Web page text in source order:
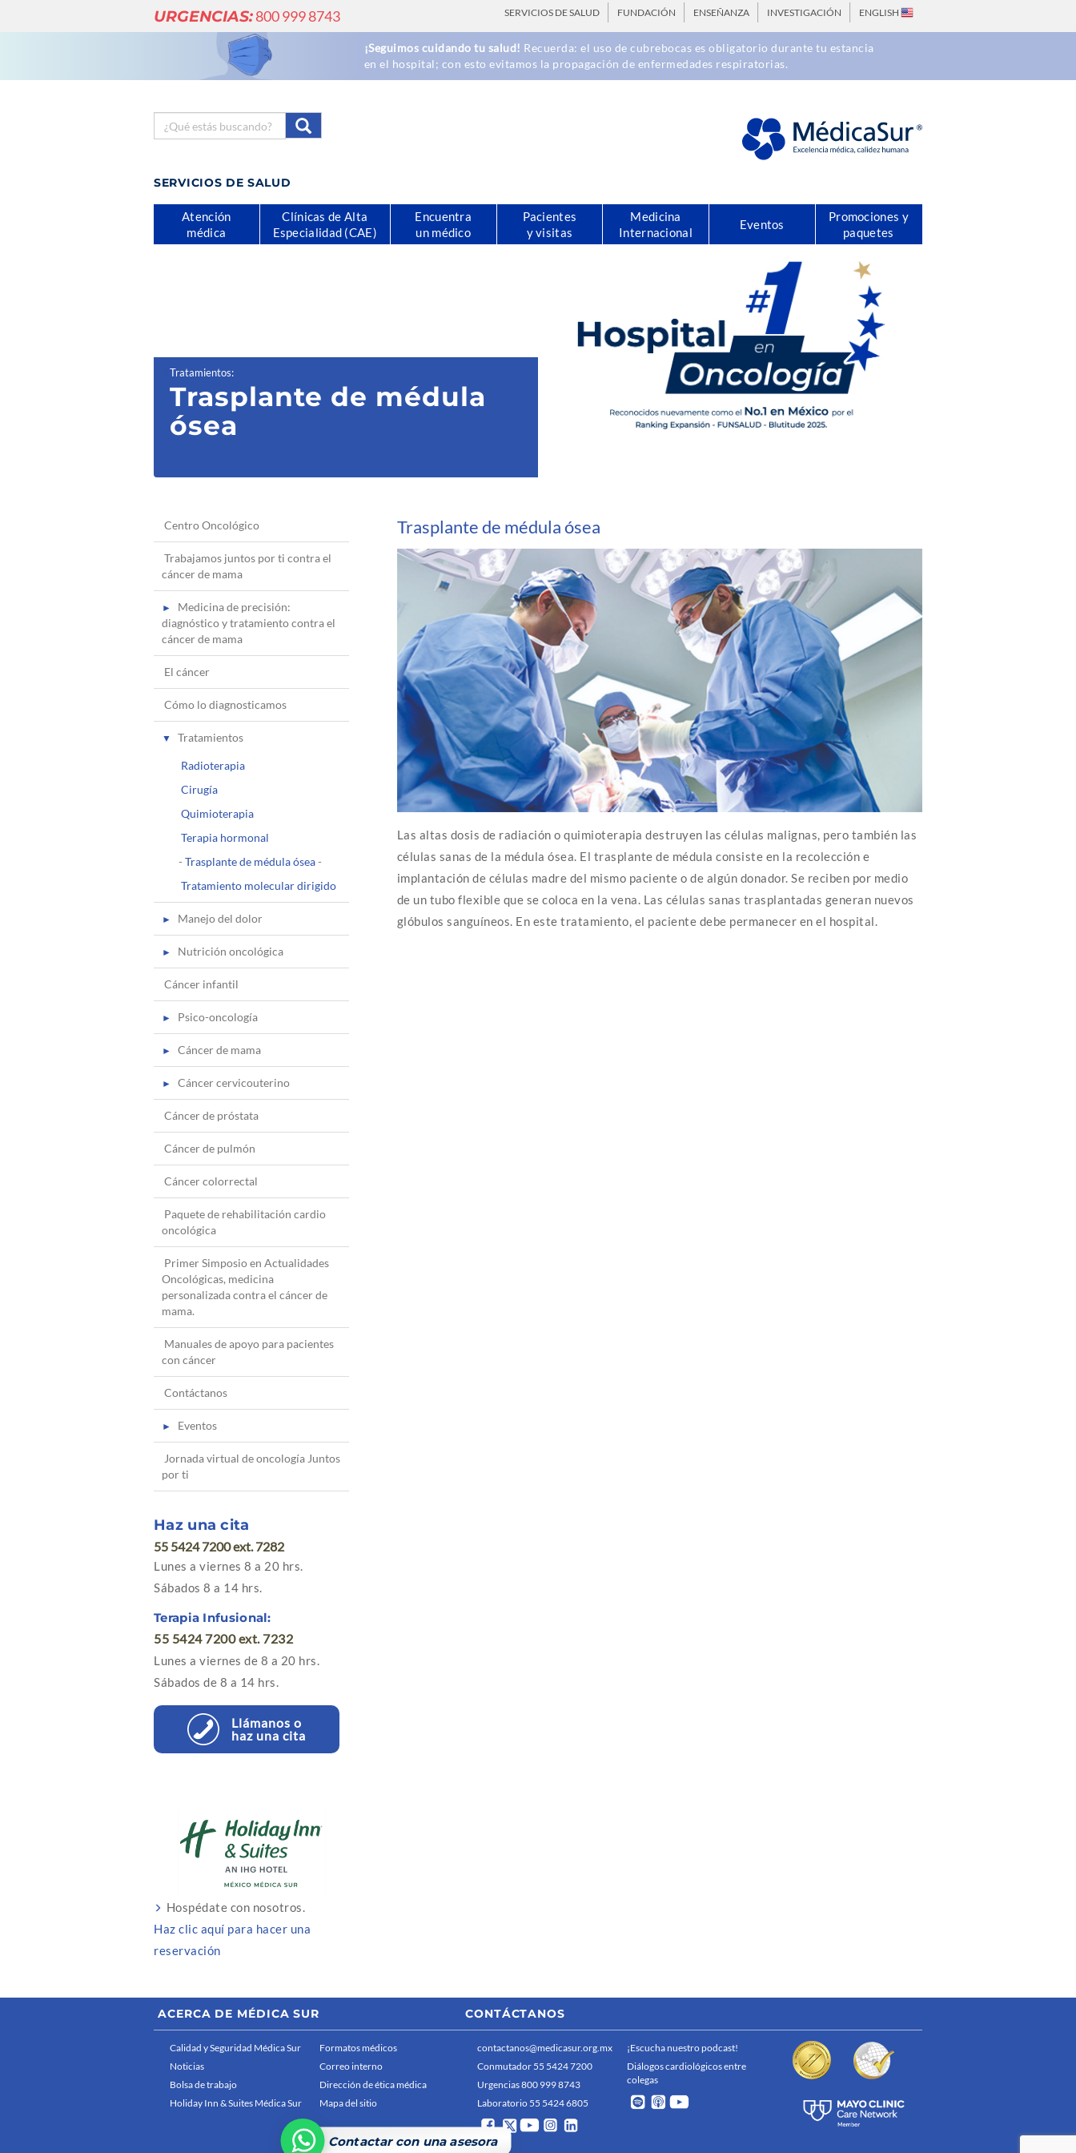
URGENCIAS:800 999 8743 SERVICIOS DE SALUD FUNDACIÓN ENSEÑANZA INVESTIGACIÓN ENGLISH
¡Seguimos cuidando tu salud! Recuerda: el uso de cubrebocas es obligatorio durante tu estancia
en el hospital; con esto evitamos la propagación de enfermedades respiratorias.
SERVICIOS DE SALUD
Atención
médica
Clínicas de Alta
Especialidad (CAE)
Encuentra
un médico
Pacientes
y visitas
Medicina
Internacional
Eventos
Promociones y
paquetes
Tratamientos:
Trasplante de médula
ósea
Trasplante de médula ósea
Las altas dosis de radiación o quimioterapia destruyen las células malignas, pero también las
células sanas de la médula ósea. El trasplante de médula consiste en la recolección e
implantación de células madre del mismo paciente o de algún donador. Se reciben por medio
de un tubo flexible que se coloca en la vena. Las células sanas trasplantadas generan nuevos
glóbulos sanguíneos. En este tratamiento, el paciente debe permanecer en el hospital.
Centro Oncológico
Trabajamos juntos por ti contra el
cáncer de mama
Medicina de precisión:
diagnóstico y tratamiento contra el
cáncer de mama
El cáncer
Cómo lo diagnosticamos
Tratamientos
Radioterapia
Cirugía
Quimioterapia
Terapia hormonal
- Trasplante de médula ósea-
Tratamiento molecular dirigido
Manejo del dolor
Nutrición oncológica
Cáncer infantil
Psico-oncología
Cáncer de mama
Cáncer cervicouterino
Cáncer de próstata
Cáncer de pulmón
Cáncer colorrectal
Paquete de rehabilitación cardio
oncológica
Primer Simposio en Actualidades
Oncológicas, medicina
personalizada contra el cáncer de
mama.
Manuales de apoyo para pacientes
con cáncer
Contáctanos
Eventos
Jornada virtual de oncología Juntos
por ti
Haz una cita
55 5424 7200 ext. 7282
Lunes a viernes 8 a 20 hrs.
Sábados 8 a 14 hrs.
Terapia Infusional:
55 5424 7200 ext. 7232
Lunes a viernes de 8 a 20 hrs.
Sábados de 8 a 14 hrs.
Llámanos o
haz una cita
Hospédate con nosotros.
Haz clic aquí para hacer una
reservación
Contactar con una asesora
ACERCA DE MÉDICA SUR
Calidad y Seguridad Médica Sur
Noticias
Bolsa de trabajo
Holiday Inn & Suites Médica Sur
Formatos médicos
Correo interno
Dirección de ética médica
Mapa del sitio
CONTÁCTANOS
contactanos@medicasur.org.mx
Conmutador 55 5424 7200
Urgencias 800 999 8743
Laboratorio 55 5424 6805
¡Escucha nuestro podcast!
Diálogos cardiológicos entre
colegas